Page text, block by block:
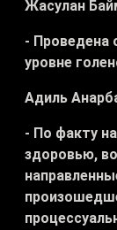
Жасулан
- Проведена
уровне
Адиль
- По факту
здоровью,